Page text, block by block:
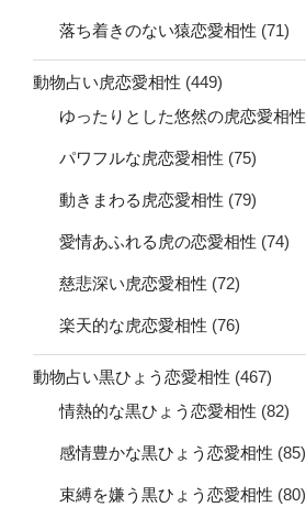
落ち着きのない猿恋愛相性 (71)
動物占い虎恋愛相性 (449)
ゆったりとした悠然の虎恋愛相性
パワフルな虎恋愛相性 (75)
動きまわる虎恋愛相性 (79)
愛情あふれる虎の恋愛相性 (74)
慈悲深い虎恋愛相性 (72)
楽天的な虎恋愛相性 (76)
動物占い黒ひょう恋愛相性 (467)
情熱的な黒ひょう恋愛相性 (82)
感情豊かな黒ひょう恋愛相性 (85)
束縛を嫌う黒ひょう恋愛相性 (80)